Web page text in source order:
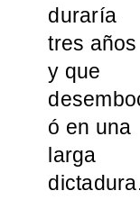
duraría
tres años
y que
ó en una
larga